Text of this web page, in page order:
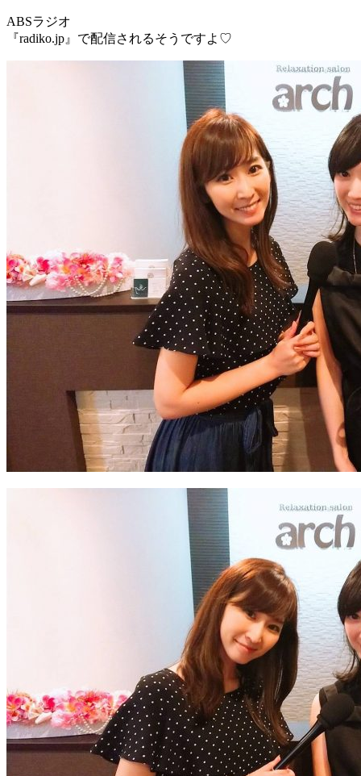
ABSラジオ
『radiko.jp』で配信されるそうですよ♡